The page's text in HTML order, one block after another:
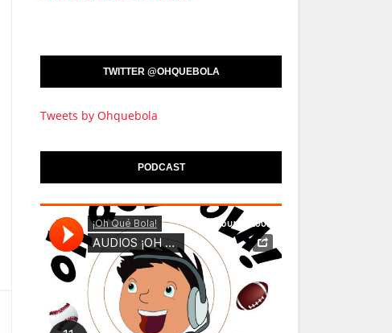
TWITTER @OHQUEBOLA
Tweets by Ohquebola
PODCAST